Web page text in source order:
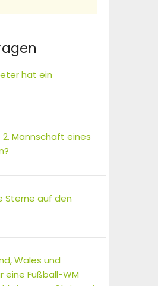
hat ein
Mannschaft eines
Sterne auf den
Wales und
eine Fußball-WM